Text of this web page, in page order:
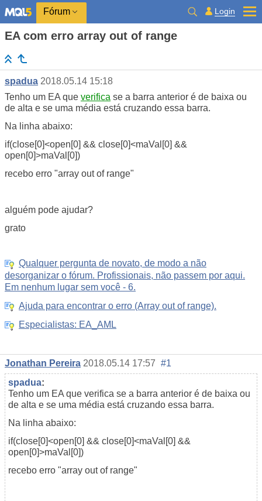
Fórum Login
EA com erro array out of range
spadua 2018.05.14 15:18
Tenho um EA que verifica se a barra anterior é de baixa ou
de alta e se uma média está cruzando essa barra.
Na linha abaixo:
if(close[0]<open[0] && close[0]<maVal[0] &&
open[0]>maVal[0])
recebo erro "array out of range"
alguém pode ajudar?
grato
Qualquer pergunta de novato, de modo a não
desorganizar o fórum. Profissionais, não passem por aqui.
Em nenhum lugar sem você - 6.
Ajuda para encontrar o erro (Array out of range).
Especialistas: EA_AML
Jonathan Pereira 2018.05.14 17:57 #1
spadua:
Tenho um EA que verifica se a barra anterior é de baixa ou
de alta e se uma média está cruzando essa barra.
Na linha abaixo:
if(close[0]<open[0] && close[0]<maVal[0] &&
open[0]>maVal[0])
recebo erro "array out of range"